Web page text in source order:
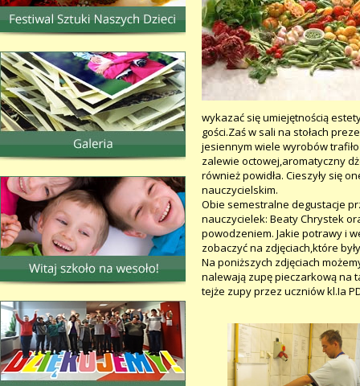
wykazać się umiejętnością
gości.Zaś w sali na stołach
jesiennym wiele wyrobów
zalewie octowej,aromatyczny
również powidła. Cieszyły się
nauczycielskim.
Obie semestralne degustacje
nauczycielek: Beaty Chrystek
powodzeniem. Jakie potrawy i
zobaczyć na zdjęciach,które
Na poniższych zdjęciach
nalewają zupę pieczarkową na
tejże zupy przez uczniów kl.Ia